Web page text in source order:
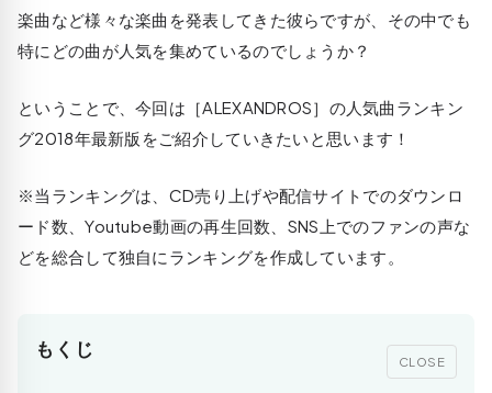
楽曲など様々な楽曲を発表してきた彼らですが、その中でも
特にどの曲が人気を集めているのでしょうか？
ということで、今回は［ALEXANDROS］の人気曲ランキン
グ2018年最新版をご紹介していきたいと思います！
※当ランキングは、CD売り上げや配信サイトでのダウンロ
ード数、Youtube動画の再生回数、SNS上でのファンの声な
どを総合して独自にランキングを作成しています。
もくじ
CLOSE